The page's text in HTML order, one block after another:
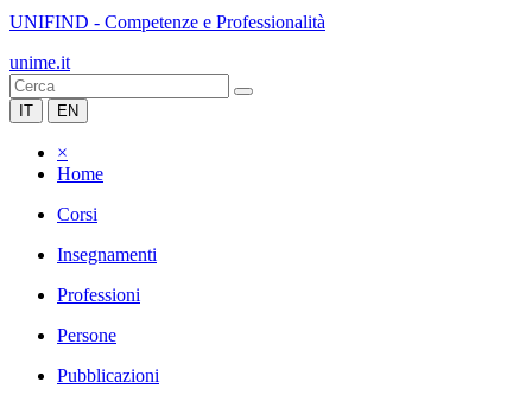
UNIFIND - Competenze e Professionalità
unime.it
IT EN
×
Home
Corsi
Insegnamenti
Professioni
Persone
Pubblicazioni